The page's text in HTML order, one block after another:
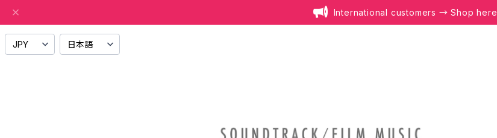
International customers → Shop here